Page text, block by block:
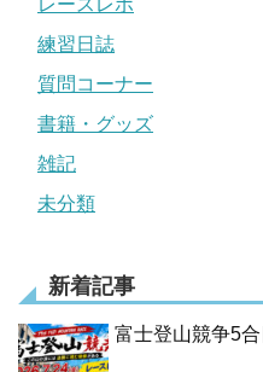
練習日誌
質問コーナー
書籍・グッズ
雑記
未分類
新着記事
富士登山競争5